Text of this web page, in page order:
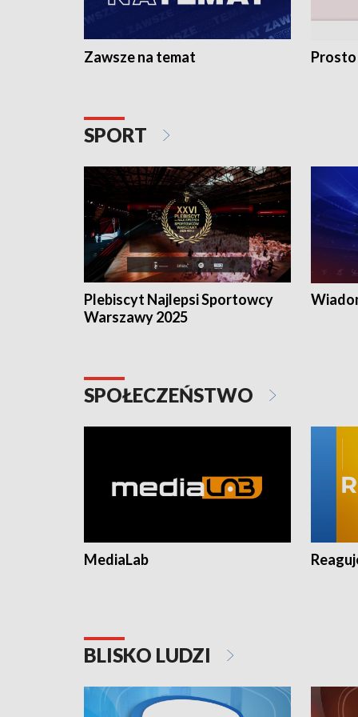
Zawsze na temat Prosto
SPORT
Plebiscyt Najlepsi Sportowcy
Warszawy 2025
SPOŁECZEŃSTWO
MediaLab
BLISKO LUDZI